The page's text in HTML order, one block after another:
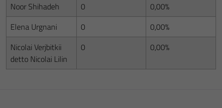
Noor Shihadeh
0
0,00%
Elena Urgnani
0
0,00%
Nicolai Verjbitkii
detto Nicolai Lilin
0 0,00%